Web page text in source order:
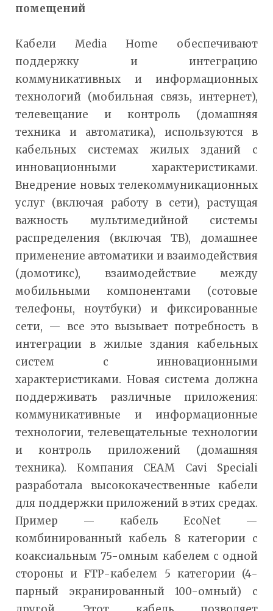
помещений
Кабели Media Home обеспечивают
поддержку и интеграцию
коммуникативных и информационных
технологий (мобильная связь, интернет),
телевещание и контроль (домашняя
техника и автоматика), используются в
кабельных системах жилых зданий с
инновационными характеристиками.
Внедрение новых телекоммуникационных
услуг (включая работу в сети), растущая
важность мультимедийной системы
распределения (включая ТВ), домашнее
применение автоматики и взаимодействия
(домотикс), взаимодействие между
мобильными компонентами (сотовые
телефоны, ноутбуки) и фиксированные
сети, — все это вызывает потребность в
интеграции в жилые здания кабельных
систем с инновационными
характеристиками. Новая система должна
поддерживать различные приложения:
коммуникативные и информационные
технологии, телевещательные технологии
и контроль приложений (домашняя
техника). Компания CEAM Cavi Speciali
разработала высококачественные кабели
для поддержки приложений в этих средах.
Пример — кабель EcoNet —
комбинированный кабель 8 категории с
коаксиальным 75-омным кабелем с одной
стороны и FTP-кабелем 5 категории (4-
парный экранированный 100-омный) с